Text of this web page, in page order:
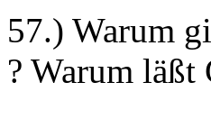
57.) Warum
? Warum läßt